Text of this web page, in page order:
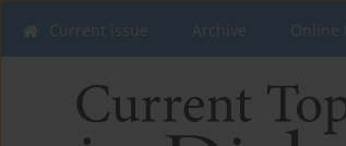
Current issue Archive Online